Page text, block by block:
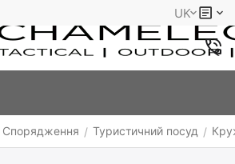
UK
Спорядження / Туристичний посуд /